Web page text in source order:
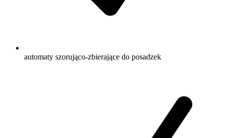
automaty szorująco-zbierające do posadzek